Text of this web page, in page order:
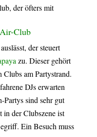
der öfters mit
Club
der steuert
zu. Dieser gehört
Clubs am Partystrand.
DJs erwarten
Partys sind sehr gut
der Clubszene ist
Ein Besuch muss